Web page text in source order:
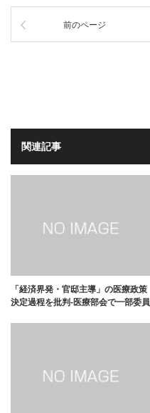
前のページ
関連記事
「経済界発・官邸主導」の医療政策
決定過程を批判-医療部会で一部委員